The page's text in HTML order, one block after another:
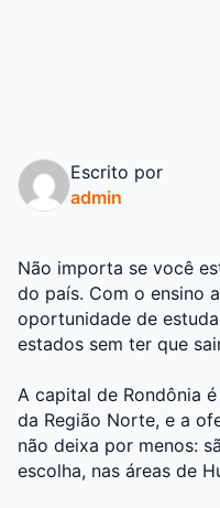
Escrito por
admin
Não importa se você
do país. Com o ensino
oportunidade de
estados sem ter que
A capital de Rondônia
da Região Norte, e a
não deixa por menos:
escolha, nas áreas de